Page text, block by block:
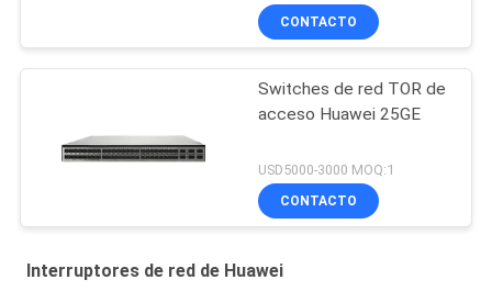
A
CONTACTO
Switches de red TOR de
acceso Huawei 25GE
USD5000-3000 MOQ:1
CONTACTO
Interruptores de red de Huawei